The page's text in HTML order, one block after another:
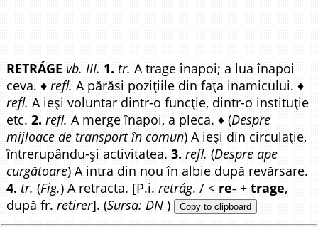
RETRÁGE vb. III. 1. tr. A trage înapoi; a lua înapoi
ceva. ♦refl. A părăsi pozițiile din fața inamicului. ♦
refl. A ieși voluntar dintr-o funcție, dintr-o instituție
etc.2. refl. A merge înapoi, a pleca. ♦ (Despre
mijloace de transport în comun) A ieși din circulație,
întrerupându-și activitatea.3. refl. (Despre ape
curgătoare) A intra din nou în albie după revărsare.
4. tr. (Fig.) A retracta. [P.i.retrág. / < re- +trage,
după fr.retirer]. (Sursa: DN ) Copy to clipboard